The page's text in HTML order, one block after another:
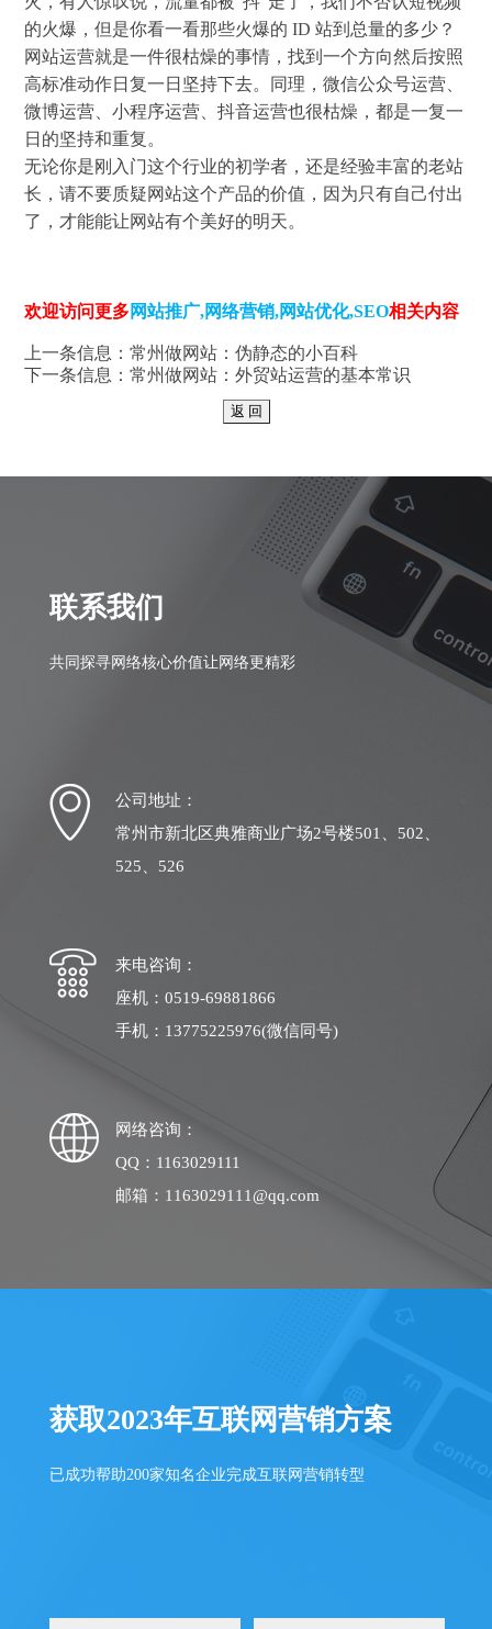
的火爆，但是你看一看那些火爆的 ID 站到总量的多少？
网站运营就是一件很枯燥的事情，找到一个方向然后按照
高标准动作日复一日坚持下去。同理，微信公众号运营、
微博运营、小程序运营、抖音运营也很枯燥，都是一复一
日的坚持和重复。
无论你是刚入门这个行业的初学者，还是经验丰富的老站
长，请不要质疑网站这个产品的价值，因为只有自己付出
了，才能能让网站有个美好的明天。
欢迎访问更多网站推广,网络营销,网站优化,SEO相关内容
上一条信息：常州做网站：伪静态的小百科
下一条信息：常州做网站：外贸站运营的基本常识
联系我们
共同探寻网络核心价值让网络更精彩
公司地址：
常州市新北区典雅商业广场2号楼501、502、
525、526
来电咨询：
座机：0519-69881866
手机：13775225976(微信同号)
网络咨询：
QQ：1163029111
邮箱：1163029111@qq.com
获取2023年互联网营销方案
已成功帮助200家知名企业完成互联网营销转型